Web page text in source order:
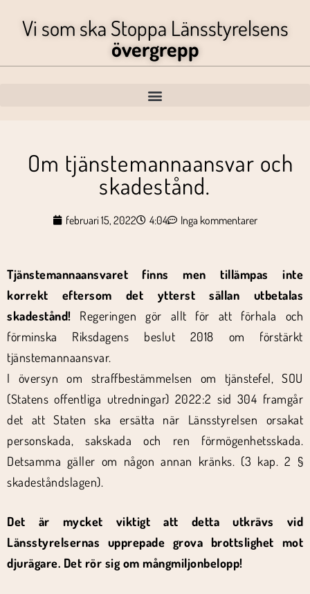
Vi som ska Stoppa Länsstyrelsens
övergrepp
Om tjänstemannaansvar och
skadestånd.
februari 15, 2022 4:04 Inga kommentarer
Tjänstemannaansvaret finns men tillämpas inte
korrekt eftersom det ytterst sällan utbetalas
skadestånd! Regeringen gör allt för att förhala och
förminska Riksdagens beslut 2018 om förstärkt
tjänstemannaansvar.
I översyn om straffbestämmelsen om tjänstefel, SOU
(Statens offentliga utredningar) 2022:2 sid 304 framgår
det att Staten ska ersätta när Länsstyrelsen orsakat
personskada, sakskada och ren förmögenhetsskada.
Detsamma gäller om någon annan kränks. (3 kap. 2 §
skadeståndslagen).
Det är mycket viktigt att detta utkrävs vid
Länsstyrelsernas upprepade grova brottslighet mot
djurägare. Det rör sig om mångmiljonbelopp!